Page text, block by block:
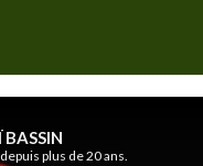
BASSIN
plus de 20 ans.